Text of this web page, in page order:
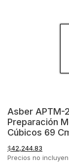
Asber APTM-
Preparación
Cúbicos 69
$42,244.83
Precios no incluyen